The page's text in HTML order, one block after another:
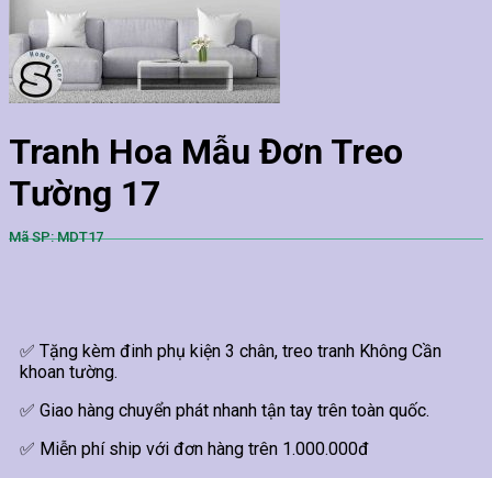
Tranh Hoa Mẫu Đơn Treo
Tường 17
Mã SP: MDT17
✅ Tặng kèm đinh phụ kiện 3 chân, treo tranh Không Cần
khoan tường.
✅ Giao hàng chuyển phát nhanh tận tay trên toàn quốc.
✅ Miễn phí ship với đơn hàng trên 1.000.000đ